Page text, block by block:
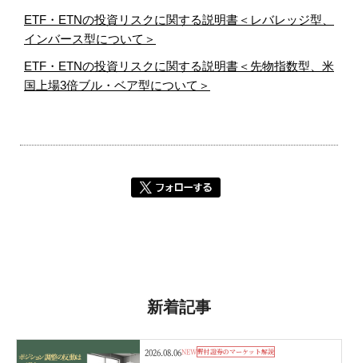
ETF・ETNの投資リスクに関する説明書＜レバレッジ型、
インバース型について＞
ETF・ETNの投資リスクに関する説明書＜先物指数型、米
国上場3倍ブル・ベア型について＞
新着記事
2026.08.06NEW野村證券のマーケット解説